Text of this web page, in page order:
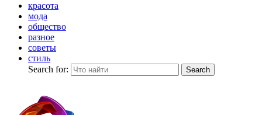
красота
мода
общество
разное
советы
стиль
Search for:
Search